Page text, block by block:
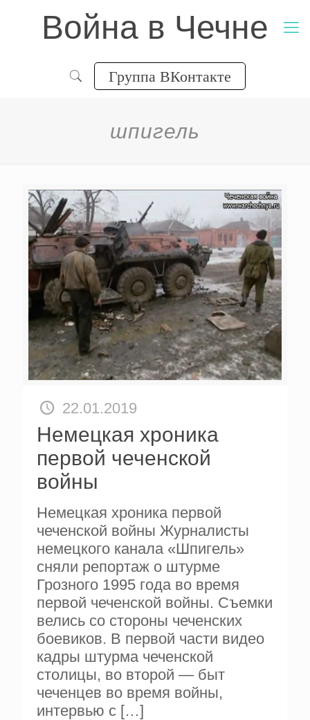
Война в Чечне
Группа ВКонтакте
шпигель
22.01.2019
Немецкая хроника
первой чеченской
войны
Немецкая хроника первой
чеченской войны Журналисты
немецкого канала «Шпигель»
сняли репортаж о штурме
Грозного 1995 года во время
первой чеченской войны. Съемки
велись со стороны чеченских
боевиков. В первой части видео
кадры штурма чеченской
столицы, во второй — быт
чеченцев во время войны,
интервью с […]